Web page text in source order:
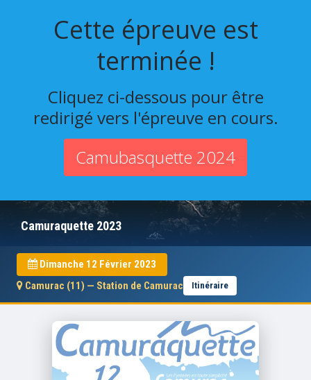
Cette épreuve est
terminée !
Cliquez ci-dessous pour être
redirigé vers l'épreuve en cours.
Camubasquette 2024
Camuraquette 2023
Dimanche 12 Février 2023
Camurac (11) — Station de Camurac
Itinéraire